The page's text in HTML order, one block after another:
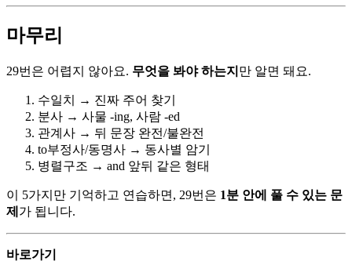
마무리
29번은 어렵지 않아요. 무엇을 봐야 하는지 만 알면 돼요.
수일치 → 진짜 주어 찾기
분사 → 사물 -ing, 사람 -ed
관계사 → 뒤 문장 완전/불완전
to부정사/동명사 → 동사별 암기
병렬구조 → and 앞뒤 같은 형태
이 5가지만 기억하고 연습하면, 29번은 1분 안에 풀 수 있는 문
제 가 됩니다.
바로가기